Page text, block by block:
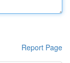
Report Page